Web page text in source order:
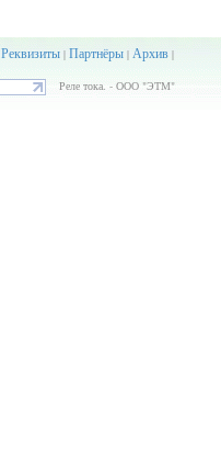
Реквизиты| Партнёры| Архив|
Реле тока. - ООО "ЭТМ"